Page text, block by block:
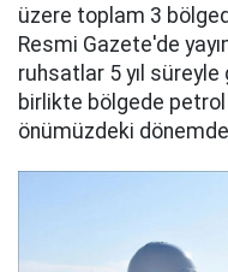
üzere toplam 3
Resmi Gazete'de
ruhsatlar 5 yıl
birlikte bölgede petrol
önümüzdeki